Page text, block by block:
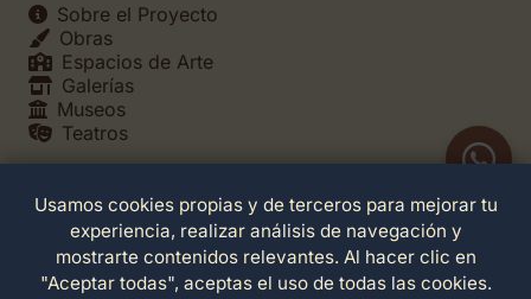
Sobre el Proyecto
Obras
Espacios de Arte
Galerías
Museos
Teatros
Legales
Política de Privacidad
Política de Cookies
Usamos cookies propias y de terceros para mejorar tu
experiencia, realizar análisis de navegación y
mostrarte contenidos relevantes. Al hacer clic en
"Aceptar todas", aceptas el uso de todas las cookies.